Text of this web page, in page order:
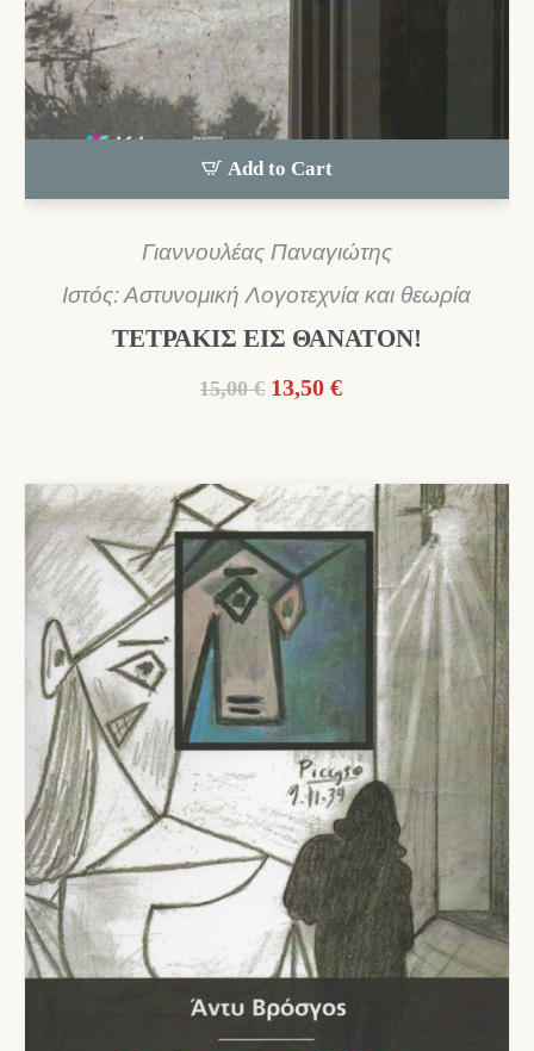
Add to Cart
Γιαννουλέας Παναγιώτης
Ιστός: Αστυνομική Λογοτεχνία και θεωρία
ΤΕΤΡΑΚΙΣ ΕΙΣ ΘΑΝΑΤΟΝ!
15,00 € Original
15,00 €.
13,50 €Η
είναι:
13,50 €.